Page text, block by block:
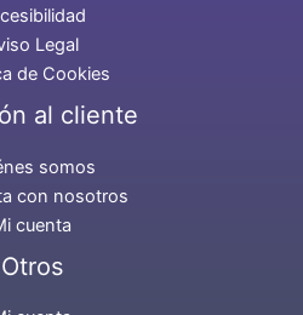
Legal
de Cookies
al cliente
somos
con nosotros
cuenta
Otros